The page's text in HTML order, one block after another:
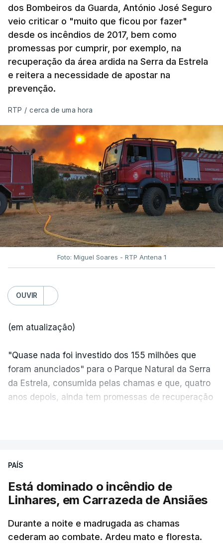
dos Bombeiros da Guarda, António José Seguro
veio criticar o "muito que ficou por fazer"
desde os incêndios de 2017, bem como
promessas por cumprir, por exemplo, na
recuperação da área ardida na Serra da Estrela
e reitera a necessidade de apostar na
prevenção.
RTP / cerca de uma hora
Foto: Miguel Soares - RTP Antena 1
OUVIR
(em atualização)
"Quase nada foi investido dos 155 milhões que
foram anunciados" para o Parque Natural da Serra
da Estrela, consumida pelas chamas e que, quatro
anos depois, ainda tem promessas de recuperação
ESTE CONTEÚDO ESTÁ NESTE
PAÍS
Está dominado o incêndio de
Linhares, em Carrazeda de Ansiães
Durante a noite e madrugada as chamas
cederam ao combate. Ardeu mato e floresta.